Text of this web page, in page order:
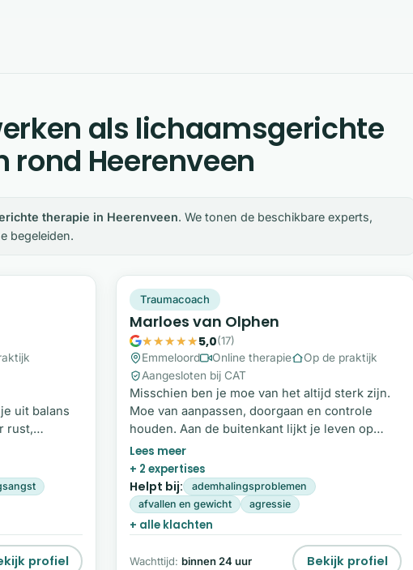
als lichaamsgerichte
rond Heerenveen
therapie in Heerenveen. We tonen de beschikbare experts,
begeleiden.
uit balans
rust,
Vanuit
en
ik je inzicht
je weer
met
profiel
Snel beschikbaar
Traumacoach
Marloes van Olphen
5,0(17)
Emmeloord
Online therapie
Op de praktijk
Aangesloten bij CAT
Misschien ben je moe van het altijd sterk zijn.
Moe van aanpassen, doorgaan en controle
houden. Aan de buitenkant lijkt je leven op
orde, maar vanbinnen voel je spanning, onrust
of oude pijn die blijft terugkomen. In mijn
begeleiding help ik je om te stoppen met
overleven en terug te keren naar jezelf. We
werken niet alleen met praten, maar met
voelen, ervaren en doorleven.
+ 2 expertises
Helpt bij:
ademhalingsproblemen
afvallen en gewicht
agressie
+ alle klachten
Wachttijd: binnen 24 uur Bekijk profiel